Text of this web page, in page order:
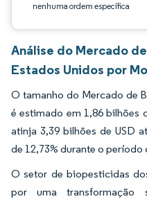
nenhuma ordem específica
Análise do Mercado
Estados Unidos por
O tamanho do Mercado de
é estimado em 1,86 bilhões
atinja 3,39 bilhões de USD
de 12,73% durante o período
O setor de biopesticidas
por uma transformação